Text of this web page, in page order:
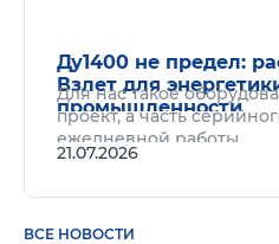
Ду1400 не предел:
Взлет для
промышленности
Для нас такое
проект, а часть
ежедневной работы.
21.07.2026
ВСЕ НОВОСТИ